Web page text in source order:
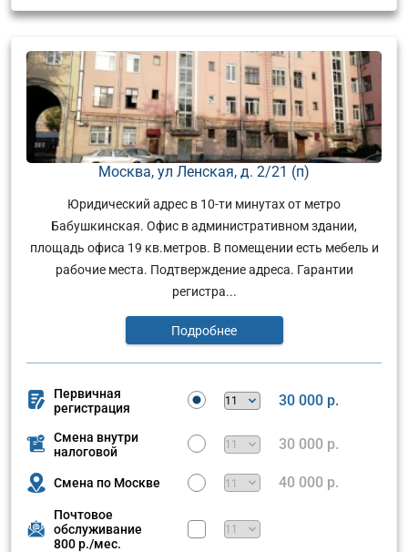
Москва, ул Ленская, д. 2/21 (п)
Юридический адрес в 10-ти минутах от метро
Бабушкинская. Офис в административном здании,
площадь офиса 19 кв.метров. В помещении есть мебель и
рабочие места. Подтверждение адреса. Гарантии
регистра...
Подробнее
Первичная
регистрация
30 000 р.
Смена внутри
налоговой
30 000 р.
Смена по Москве 40 000 р.
Почтовое
обслуживание
800 р./мес.